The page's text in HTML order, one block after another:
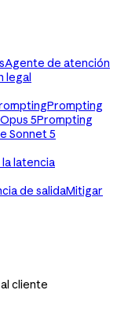
Agente de atención
legal
Prompting
5Prompting
Sonnet 5
latencia
de salidaMitigar
cliente